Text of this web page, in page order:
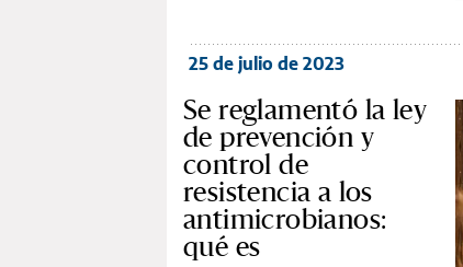
25 de julio de 2023
Se reglamentó la ley
de prevención y
control de
resistencia a los
antimicrobianos:
qué es